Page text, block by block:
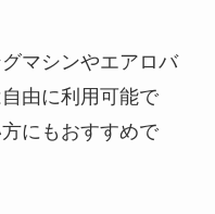
マシンやエアロバ
由に利用可能で
にもおすすめで